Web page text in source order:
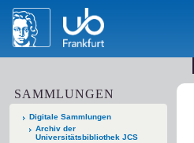
SAMMLUNGEN
Digitale Sammlungen
Archiv der
Universitätsbibliothek JCS